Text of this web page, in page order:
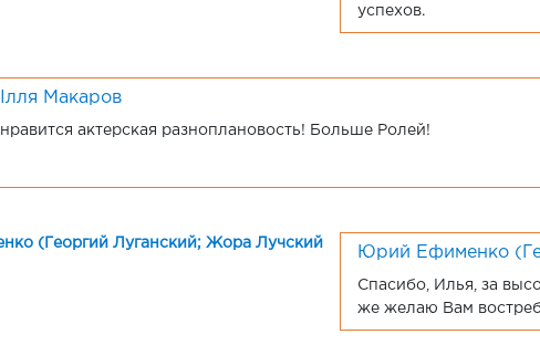
успехов.
Ілля Макаров
нравится актерская разноплановость! Больше Ролей!
Юрий Ефименко
Спасибо, Илья, за
же желаю Вам